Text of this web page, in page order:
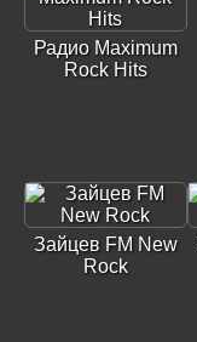
Радио Maximum
Rock Hits
Зайцев FM New
Rock